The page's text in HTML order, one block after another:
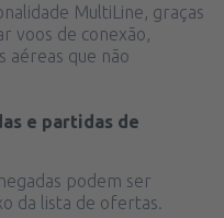
MultiLine, graças
voos de conexão,
aéreas que não
e partidas de
podem ser
da lista de ofertas.